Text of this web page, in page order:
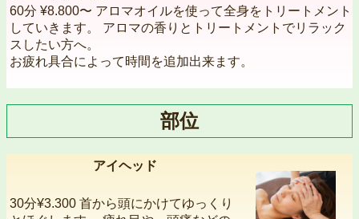
60分 ¥8.800〜 アロマオイルを使って全身をトリートメント
していきます。 アロマの香りとトリートメントでリラック
スしたい方へ。
お疲れ具合によって時間を追加出来ます。
部位
アイヘッド
30分¥3.300 首から頭にかけてゆっくり